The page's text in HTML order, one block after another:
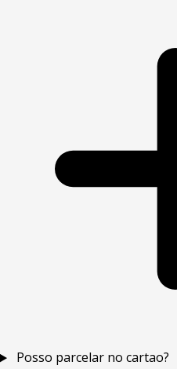
Posso parcelar no cartao?